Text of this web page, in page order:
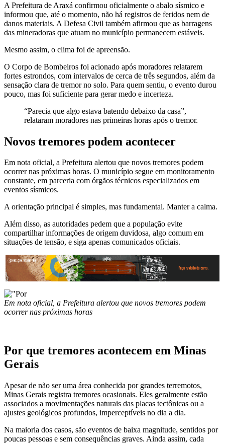
A Prefeitura de Araxá confirmou oficialmente o abalo sísmico e
informou que, até o momento, não há registros de feridos nem de
danos materiais. A Defesa Civil também afirmou que as barragens
das mineradoras que atuam no município permanecem estáveis.
Mesmo assim, o clima foi de apreensão.
O Corpo de Bombeiros foi acionado após moradores relatarem
fortes estrondos, com intervalos de cerca de três segundos, além da
sensação clara de tremor no solo. Para quem sentiu, o evento durou
pouco, mas foi suficiente para gerar medo e incerteza.
“Parecia que algo estava batendo debaixo da casa”,
relataram moradores nas primeiras horas após o tremor.
Novos tremores podem acontecer
Em nota oficial, a Prefeitura alertou que novos tremores podem
ocorrer nas próximas horas. O município segue em monitoramento
constante, em parceria com órgãos técnicos especializados em
eventos sísmicos.
A orientação principal é simples, mas fundamental. Manter a calma.
Além disso, as autoridades pedem que a população evite
compartilhar informações de origem duvidosa, algo comum em
situações de tensão, e siga apenas comunicados oficiais.
Em nota oficial, a Prefeitura alertou que novos tremores podem
ocorrer nas próximas horas
Por que tremores acontecem em Minas
Gerais
Apesar de não ser uma área conhecida por grandes terremotos,
Minas Gerais registra tremores ocasionais. Eles geralmente estão
associados a movimentações naturais das placas tectônicas ou a
ajustes geológicos profundos, imperceptíveis no dia a dia.
Na maioria dos casos, são eventos de baixa magnitude, sentidos por
poucas pessoas e sem consequências graves. Ainda assim, cada